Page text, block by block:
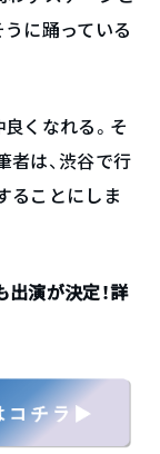
に踊っている
くなれる。そ
者は、渋谷で行
ることにしま
出演が決定！詳